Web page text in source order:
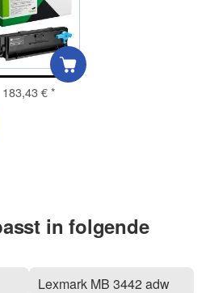
183,43 €*
in folgende
Lexmark MB 3442 adw